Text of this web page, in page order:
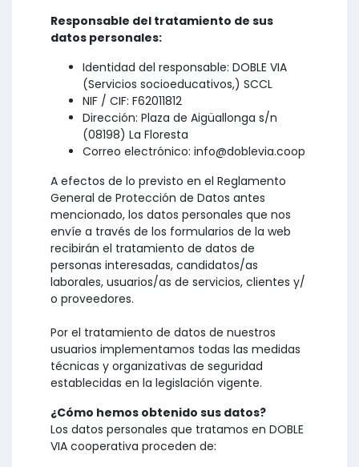
Responsable del tratamiento de sus
datos personales:
Identidad del responsable: DOBLE VIA
(Servicios socioeducativos,) SCCL
NIF / CIF: F62011812
Dirección: Plaza de Aigüallonga s/n
(08198) La Floresta
Correo electrónico: info@doblevia.coop
A efectos de lo previsto en el Reglamento
General de Protección de Datos antes
mencionado, los datos personales que nos
envíe a través de los formularios de la web
recibirán el tratamiento de datos de
personas interesadas, candidatos/as
laborales, usuarios/as de servicios, clientes y/
o proveedores.
Por el tratamiento de datos de nuestros
usuarios implementamos todas las medidas
técnicas y organizativas de seguridad
establecidas en la legislación vigente.
¿Cómo hemos obtenido sus datos?
Los datos personales que tratamos en DOBLE
VIA cooperativa proceden de: